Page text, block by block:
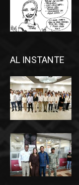
AL INSTANTE